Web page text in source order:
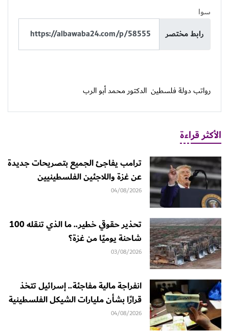
سوا
رابط مختصر
رواتب دولة فلسطين الدكتور محمد أبو الرب
الأكثر قراءة
ترامب يفاجئ الجميع بتصريحات جديدة
عن غزة واللاجئين الفلسطينيين
04/08/2026
تحذير حقوقي خطير.. ما الذي تنقله 100
شاحنة يوميًا من غزة؟
03/08/2026
انفراجة مالية مفاجئة.. إسرائيل تتخذ
قرارًا بشأن مليارات الشيكل الفلسطينية
04/08/2026